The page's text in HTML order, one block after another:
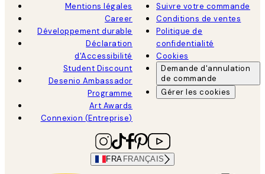
Mentions légales
Career
Développement durable
Déclaration
d'Accessibilité
Student Discount
Desenio Ambassador
Programme
Art Awards
Connexion (Entreprise)
Suivre votre commande
Conditions de ventes
Politique de
confidentialité
Cookies
Demande d'annulation
de commande
Gérer les cookies
FRA FRANÇAIS